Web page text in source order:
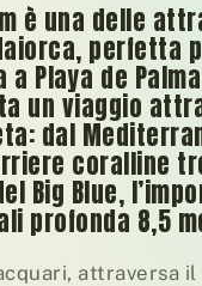
è una delle
perfetta
Playa de
un viaggio
dal
coralline
Big Blue,
profonda 8,5
attraversa